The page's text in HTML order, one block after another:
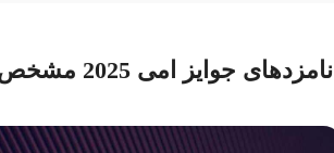
نامزدهای جوایز امی 2025 مشخص شد!